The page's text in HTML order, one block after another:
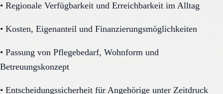
• Regionale Verfügbarkeit und Erreichbarkeit im Alltag
• Kosten, Eigenanteil und Finanzierungsmöglichkeiten
• Passung von Pflegebedarf, Wohnform und
Betreuungskonzept
• Entscheidungssicherheit für Angehörige unter Zeitdruck